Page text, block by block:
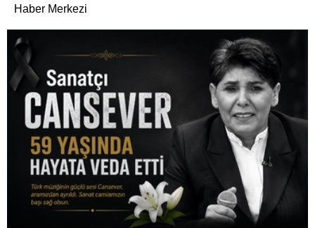
Haber Merkezi